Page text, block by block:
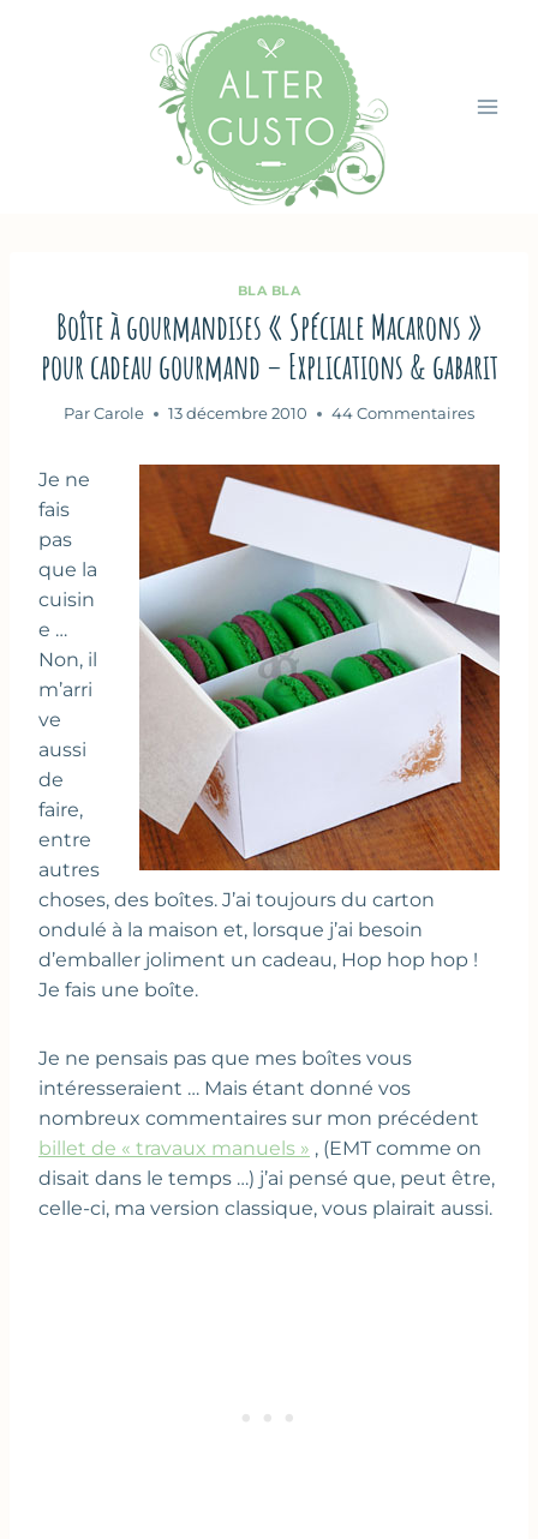
BLA BLA
Boîte à gourmandises « Spéciale Macarons »
pour cadeau gourmand – Explications & gabarit
Par Carole 13 décembre 2010 44 Commentaires
Je ne
fais
pas
que la
cuisin
e …
Non, il
m’arri
ve
aussi
de
faire,
entre
autres
choses, des boîtes. J’ai toujours du carton
ondulé à la maison et, lorsque j’ai besoin
d’emballer joliment un cadeau, Hop hop hop !
Je fais une boîte.
Je ne pensais pas que mes boîtes vous
intéresseraient … Mais étant donné vos
nombreux commentaires sur mon précédent
billet de « travaux manuels » , (EMT comme on
disait dans le temps …) j’ai pensé que, peut être,
celle-ci, ma version classique, vous plairait aussi.